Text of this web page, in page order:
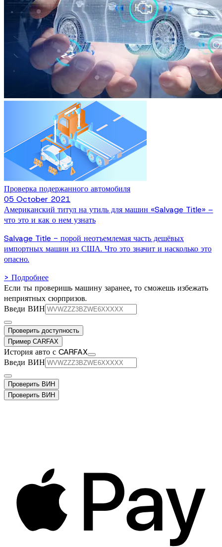
Проверка подержанного автомобиля
05 October 2021
Американский титул на утиль для машин «Salvage Title» –
что это и как о нем узнать
Salvage Title - порой неотъемлемая часть дешёвых
импортных машин из США. Что это значит и насколько это
опасно.
> Подробнее
Если ты проверишь машину заранее, то сможешь избежать
неприятных сюрпризов.
Введи ВИН
Проверить доступность
Пример CARFAX
История авто с CARFAX
Введи ВИН
Проверить ВИН
Проверить ВИН